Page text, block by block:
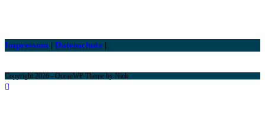
Impressum | Datenschutz |
Copyright 2026 - OceanWP Theme by Nick